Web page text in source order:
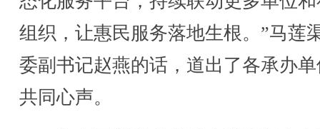
组织，让惠民服务落地生根。”马莲
委副书记赵燕的话，道出了各承办
共同心声。